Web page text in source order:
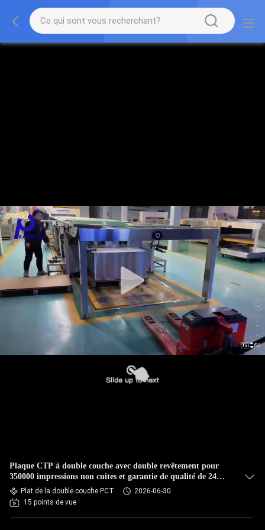
Plaque CTP à double couche avec double revêtement pour
350000 impressions non cuites et garantie de qualité de 24
moisPlat de la double couche PCT
2026-06-30
15 points de vue